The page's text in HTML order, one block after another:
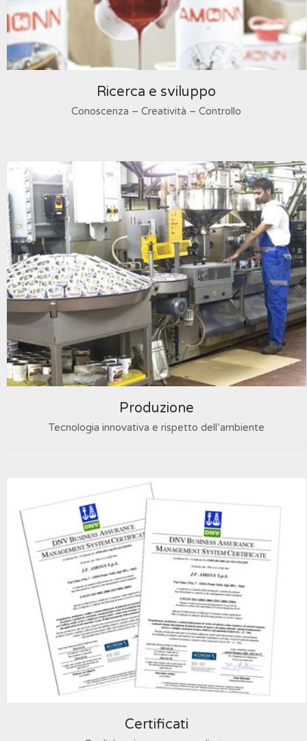
Ricerca e sviluppo
Conoscenza – Creatività – Controllo
Produzione
Tecnologia innovativa e rispetto dell’ambiente
Certificati